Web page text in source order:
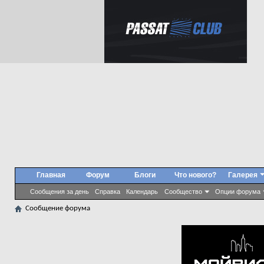
Главная Форум
Сообщения за день Справка Календарь Сообщество Опции форума
Блоги Что нового? Галерея
Сообщение форума